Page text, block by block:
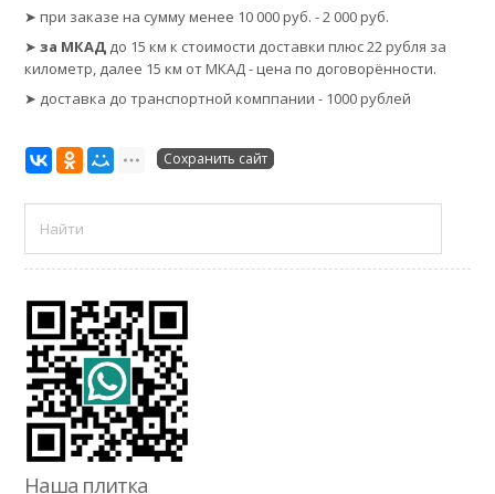
➤ при заказе на сумму менее 10 000 руб. - 2 000 руб.
➤за МКАД до 15 км к стоимости доставки плюс 22 рубля за
километр, далее 15 км от МКАД - цена по договорённости.
➤ доставка до транспортной комппании - 1000 рублей
Сохранить сайт
Наша плитка